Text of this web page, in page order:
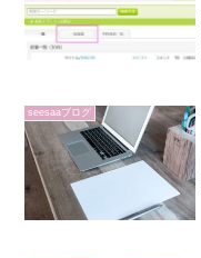
seesaaブログ